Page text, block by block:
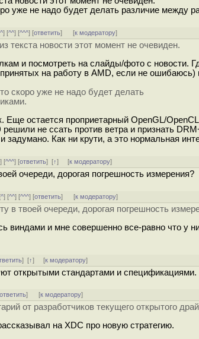
уже не надо будет делать различие между
^] [^^] [^^^] [ответить] [к модератору]
текста новости этот момент не очевиден.
и посмотреть на слайды/фото с новости.
на работу в AMD, если не ошибаюсь)
скоро уже не надо будет делать
Еще остается проприетарный OpenGL/
не ссaть против ветра и признать
задумано. Как ни крути, а это нормальная
] [^^^] [ответить][↑] [к модератору]
очереди, дорогая погрешность измерения?
^] [^^] [^^^] [ответить] [к модератору]
в твоей очереди, дорогая погрешность
виндами и мне совершенно все-равно что у
][↑] [к модератору]
открытыми стандартами и спецификациями.
ответить] [к модератору]
от разработчиков текущего открытого
на XDC про новую стратегию.